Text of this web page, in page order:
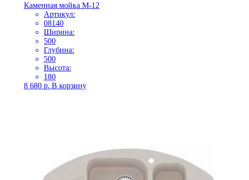
Каменная мойка М-12
Артикул:
08140
Ширина:
500
Глубина:
500
Высота:
180
8 680 р. В корзину